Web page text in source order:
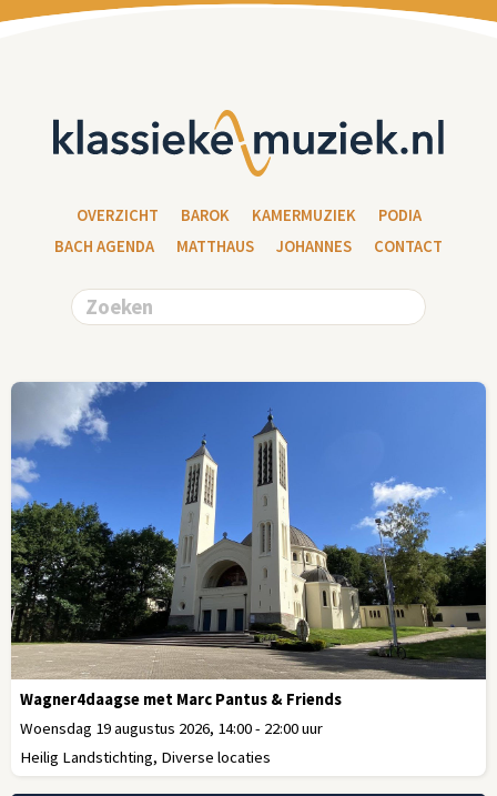
OVERZICHT BAROK KAMERMUZIEK
PODIA
BACH AGENDA
MATTHAUS JOHANNES CONTACT
Wagner4daagse met Marc Pantus & Friends
Woensdag 19 augustus 2026, 14:00 - 22:00 uur
Heilig Landstichting, Diverse locaties